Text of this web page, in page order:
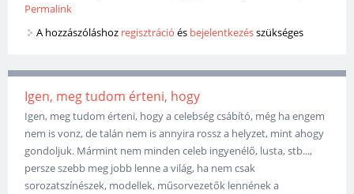
Permalink
A hozzászóláshoz regisztráció és bejelentkezésszükséges
Igen, meg tudom érteni, hogy
Igen, meg tudom érteni, hogy a celebség csábító, még ha engem
nem is vonz, de talán nem is annyira rossz a helyzet, mint ahogy
gondoljuk. Mármint nem minden celeb ingyenélő, lusta, stb...,
persze szebb meg jobb lenne a világ, ha nem csak
sorozatszínészek, modellek, műsorvezetők lennének a